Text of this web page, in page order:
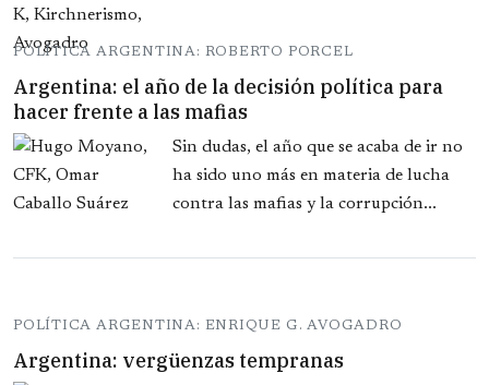
POLÍTICA ARGENTINA: ROBERTO PORCEL
Argentina: el año de la decisión política para
hacer frente a las mafias
Sin dudas, el año que se acaba de ir no
ha sido uno más en materia de lucha
contra las mafias y la corrupción...
POLÍTICA ARGENTINA: ENRIQUE G. AVOGADRO
Argentina: vergüenzas tempranas